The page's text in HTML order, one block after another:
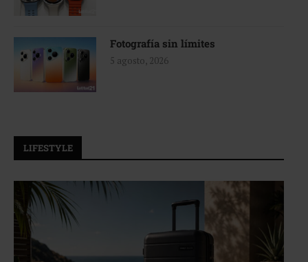
Fotografía sin límites
5 agosto, 2026
LIFESTYLE